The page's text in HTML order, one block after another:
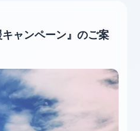
キャンペーン』のご案